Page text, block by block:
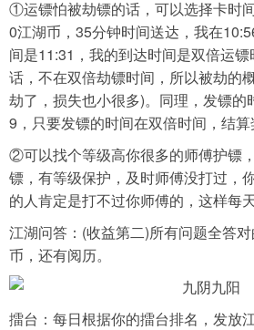
①运镖怕被劫镖的话，可以选择卡时
0江湖币，35分钟时间送达，我在
间是11:31，我的到达时间是双倍运
话，不在双倍劫镖时间，所以被劫的
劫了，损失也小很多)。同理，发镖的
9，只要发镖的时间在双倍时间，结算
②可以找个等级高你很多的师傅护镖
镖，有等级保护，及时师傅没打过，
的人肯定是打不过你师傅的，这样每
江湖问答：(收益第二)所有问题全答
币，还有阅历。
擂台：每日根据你的擂台排名，发放